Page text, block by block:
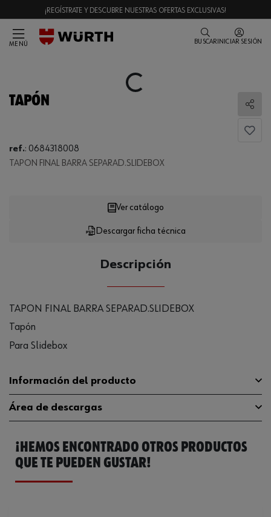
¡REGÍSTRATE Y DESCUBRE NUESTRAS OFERTAS EXCLUSIVAS!
MENÚ BUSCAR INICIAR SESIÓN
Loading...
TAPÓN
ref.: 0684318008
TAPON FINAL BARRA SEPARAD.SLIDEBOX
Loading...
Descargar ficha técnica
Ver catálogo
Descripción
TAPON FINAL BARRA SEPARAD.SLIDEBOX
Tapón
Para Slidebox
Información del producto
Color Gris
Código del sistema armonizado
Área de descargas
Catálogo General 0684318008
Ficha Técnica
¡HEMOS ENCONTRADO OTROS PRODUCTOS
QUE TE PUEDEN GUSTAR!